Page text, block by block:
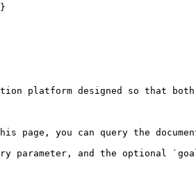
platform designed so that
you can query the
parameter, and the optional